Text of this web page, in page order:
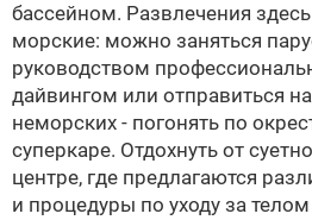
бассейном. Развлечения
морские: можно заняться
руководством
дайвингом или отправиться
неморских - погонять по
суперкаре. Отдохнуть от
центре, где предлагаются
и процедуры по уходу за